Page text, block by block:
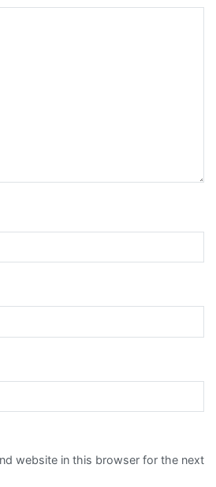
website in this browser for the next